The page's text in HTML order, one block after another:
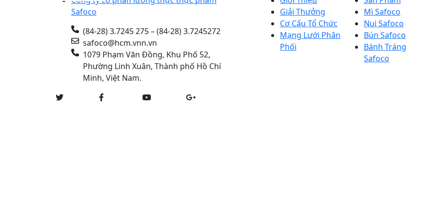
Safoco
(84-28) 3.7245 275 – (84-28) 3.7245272
safoco@hcm.vnn.vn
1079 Phạm Văn Đồng, Khu Phố 52,
Phường Linh Xuân, Thành phố Hồ Chí
Minh, Việt Nam.
Giải Thưởng
Cơ Cấu Tổ Chức
Mạng Lưới Phân
Phối
Mì Safoco
Nui Safoco
Bún Safoco
Bánh Tráng
Safoco